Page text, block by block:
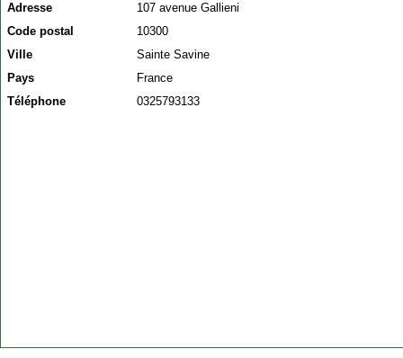
Adresse
107 avenue Gallieni
Code postal
10300
Ville
Sainte Savine
Pays
France
Téléphone
0325793133